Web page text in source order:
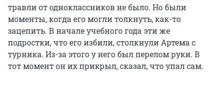
травли от одноклассников не было. Но были
моменты, когда его могли толкнуть, как-то
зацепить. В начале учебного года эти же
подростки, что его избили, столкнули Артема с
турника. Из-за этого у него был перелом руки. В
тот момент он их прикрыл, сказал, что упал сам.